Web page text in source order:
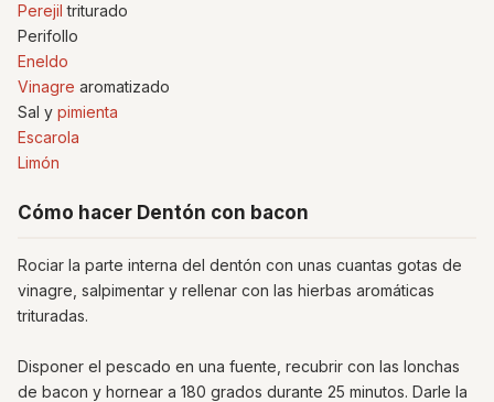
Perejil triturado
Perifollo
Eneldo
Vinagre aromatizado
Sal y pimienta
Escarola
Limón
Cómo hacer Dentón con bacon
Rociar la parte interna del dentón con unas cuantas gotas de
vinagre, salpimentar y rellenar con las hierbas aromáticas
trituradas.
Disponer el pescado en una fuente, recubrir con las lonchas
de bacon y hornear a 180 grados durante 25 minutos. Darle la